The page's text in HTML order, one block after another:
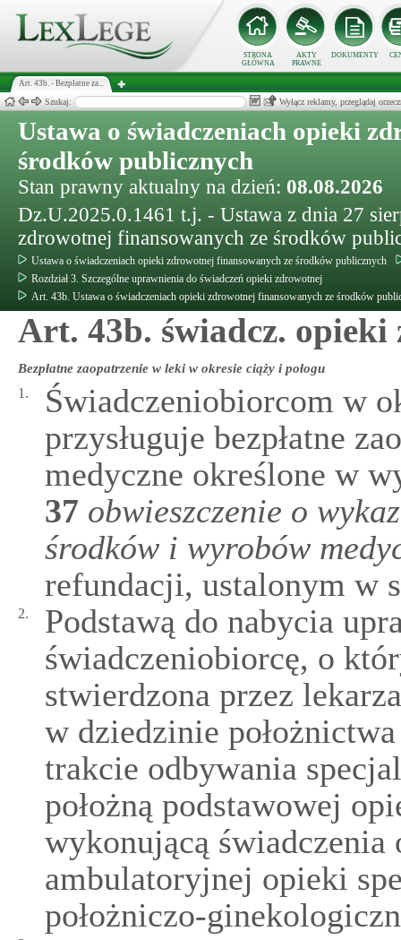
STRONA
GŁÓWNA
AKTY
PRAWNE
DOKUMENTY
Art. 43b. - Bezpłatne za...
Szukaj: Wyłącz reklamy, przeglądaj
Ustawa o świadczeniach opieki
środków publicznych
Stan prawny aktualny na dzień: 08.08.2026
Dz.U.2025.0.1461 t.j. - Ustawa z dnia 27
zdrowotnej finansowanych ze środków
Ustawa o świadczeniach opieki zdrowotnej finansowanych ze środków publicznych
Rozdział 3. Szczególne uprawnienia do świadczeń opieki zdrowotnej
Art. 43b. Ustawa o świadczeniach opieki zdrowotnej finansowanych ze środków
Art. 43b. świadcz. opieki
Bezpłatne zaopatrzenie w leki w okresie ciąży i połogu
1.
Świadczeniobiorcom w
przysługuje bezpłatne
medyczne określone w
37 obwieszczenie o
środków i wyrobów
refundacji, ustalonym w
2.
Podstawą do nabycia
świadczeniobiorcę, o
stwierdzona przez
w dziedzinie
trakcie odbywania
położną podstawowej
wykonującą
ambulatoryjnej opieki
położniczo-